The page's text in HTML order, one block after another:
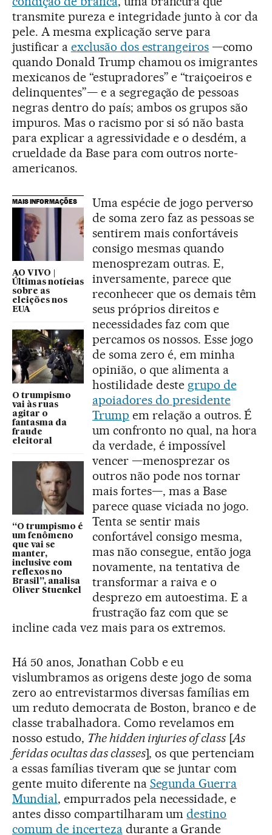
transmite pureza e integridade junto à cor da
pele. A mesma explicação serve para
justificar a exclusão dos estrangeiros —como
quando Donald Trump chamou os imigrantes
mexicanos de “estupradores” e “traiçoeiros e
delinquentes”— e a segregação de pessoas
negras dentro do país; ambos os grupos são
impuros. Mas o racismo por si só não basta
para explicar a agressividade e o desdém, a
crueldade da Base para com outros norte-
americanos.
MAIS INFORMAÇÕES
AO VIVO |
Últimas notícias
sobre as
eleições nos
EUA
O trumpismo
vai às ruas
agitar o
fantasma da
fraude
eleitoral
“O trumpismo é
um fenômeno
que vai se
manter,
inclusive com
reflexos no
Brasil”, analisa
Oliver Stuenkel
Uma espécie de jogo perverso
de soma zero faz as pessoas se
sentirem mais confortáveis
consigo mesmas quando
menosprezam outras. E,
inversamente, parece que
reconhecer que os demais têm
seus próprios direitos e
necessidades faz com que
percamos os nossos. Esse jogo
de soma zero é, em minha
opinião, o que alimenta a
hostilidade deste grupo de
apoiadores do presidente
Trump em relação a outros. É
um confronto no qual, na hora
da verdade, é impossível
vencer —menosprezar os
outros não pode nos tornar
mais fortes—, mas a Base
parece quase viciada no jogo.
Tenta se sentir mais
confortável consigo mesma,
mas não consegue, então joga
novamente, na tentativa de
transformar a raiva e o
desprezo em autoestima. E a
frustração faz com que se
incline cada vez mais para os extremos.
Há 50 anos, Jonathan Cobb e eu
vislumbramos as origens deste jogo de soma
zero ao entrevistarmos diversas famílias em
um reduto democrata de Boston, branco e de
classe trabalhadora. Como revelamos em
nosso estudo, The hidden injuries of class [As
feridas ocultas das classes], os que pertenciam
a essas famílias tiveram que se juntar com
gente muito diferente na Segunda Guerra
Mundial, empurrados pela necessidade, e
antes disso compartilharam umdestino
comum de incertezadurante a Grande